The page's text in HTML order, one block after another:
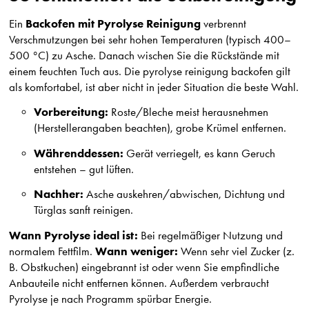
Ein Backofen mit Pyrolyse Reinigung verbrennt
Verschmutzungen bei sehr hohen Temperaturen (typisch 400–
500 °C) zu Asche. Danach wischen Sie die Rückstände mit
einem feuchten Tuch aus. Die pyrolyse reinigung backofen gilt
als komfortabel, ist aber nicht in jeder Situation die beste Wahl.
Vorbereitung: Roste/Bleche meist herausnehmen
(Herstellerangaben beachten), grobe Krümel entfernen.
Währenddessen: Gerät verriegelt, es kann Geruch
entstehen – gut lüften.
Nachher: Asche auskehren/abwischen, Dichtung und
Türglas sanft reinigen.
Wann Pyrolyse ideal ist: Bei regelmäßiger Nutzung und
normalem Fettfilm.Wann weniger: Wenn sehr viel Zucker (z.
B. Obstkuchen) eingebrannt ist oder wenn Sie empfindliche
Anbauteile nicht entfernen können. Außerdem verbraucht
Pyrolyse je nach Programm spürbar Energie.